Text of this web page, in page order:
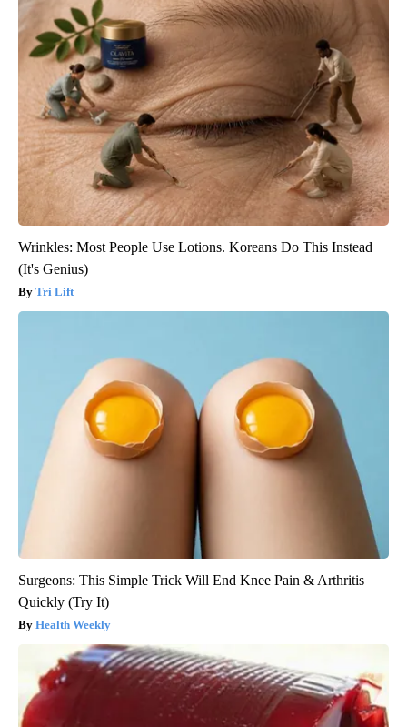
Wrinkles: Most People Use Lotions. Koreans Do This Instead
(It's Genius)
Tri Lift
Surgeons: This Simple Trick Will End Knee Pain & Arthritis
Quickly (Try It)
Health Weekly